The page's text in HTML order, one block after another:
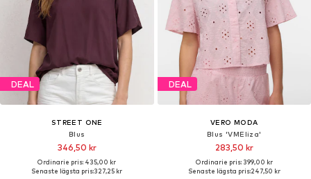
DEAL
STREET ONE
Blus
346,50 kr
Ordinarie pris: 435,00 kr
Senaste lägsta pris:327,25 kr
DEAL
VERO MODA
Blus 'VMEliza'
283,50 kr
Ordinarie pris: 399,00 kr
Senaste lägsta pris:247,50 kr